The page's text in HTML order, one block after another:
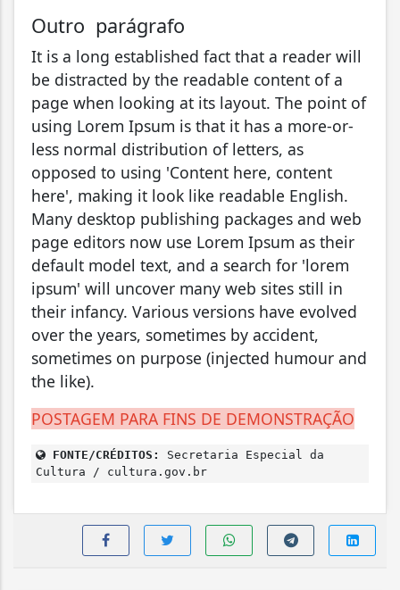
Outro parágrafo
It is a long established fact that a reader will
be distracted by the readable content of a
page when looking at its layout. The point of
using Lorem Ipsum is that it has a more-or-
less normal distribution of letters, as
opposed to using 'Content here, content
here', making it look like readable English.
Many desktop publishing packages and web
page editors now use Lorem Ipsum as their
default model text, and a search for 'lorem
ipsum' will uncover many web sites still in
their infancy. Various versions have evolved
over the years, sometimes by accident,
sometimes on purpose (injected humour and
the like).
POSTAGEM PARA FINS DE DEMONSTRAÇÃO
FONTE/CRÉDITOS:
Secretaria Especial da
Cultura / cultura.gov.br